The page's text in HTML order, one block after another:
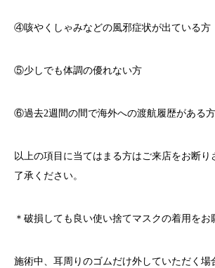
④咳やくしゃみなどの風邪症状が出ている方
⑤少しでも体調の優れない方
⑥過去2週間の間で海外への渡航履歴がある方
以上の項目に当てはまる方はご来店をお断り
了承ください。
＊破損しても良い使い捨てマスクの着用をお
施術中、耳周りのゴムだけ外していただく場